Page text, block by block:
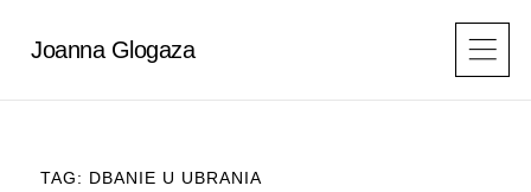
Joanna Glogaza
TAG: DBANIE U UBRANIA